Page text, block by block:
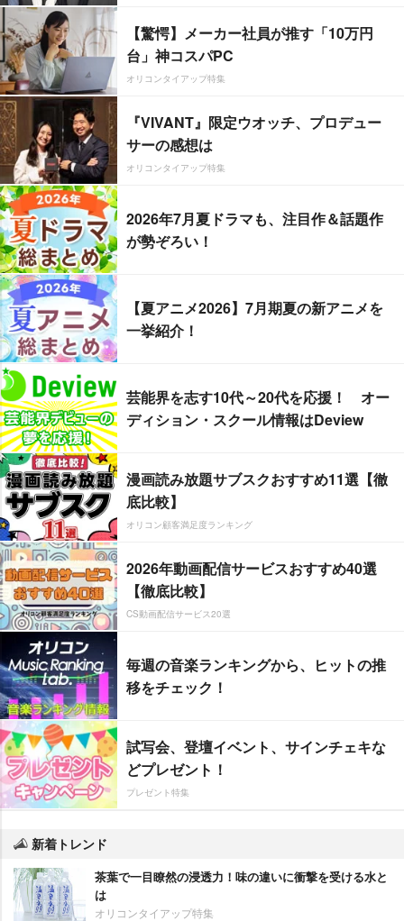
【驚愕】メーカー社員が推す「10万円
台」神コスパPC
オリコンタイアップ特集
『VIVANT』限定ウオッチ、プロデュー
サーの感想は
オリコンタイアップ特集
2026年7月夏ドラマも、注目作＆話題作
が勢ぞろい！
【夏アニメ2026】7月期夏の新アニメを
一挙紹介！
芸能界を志す10代～20代を応援！ オー
ディション・スクール情報はDeview
漫画読み放題サブスクおすすめ11選【徹
底比較】
オリコン顧客満足度ランキング
2026年動画配信サービスおすすめ40選
【徹底比較】
CS動画配信サービス20選
毎週の音楽ランキングから、ヒットの推
移をチェック！
試写会、登壇イベント、サインチェキな
どプレゼント！
プレゼント特集
新着トレンド
茶葉で一目瞭然の浸透力！味の違いに衝撃を受ける水と
は
オリコンタイアップ特集